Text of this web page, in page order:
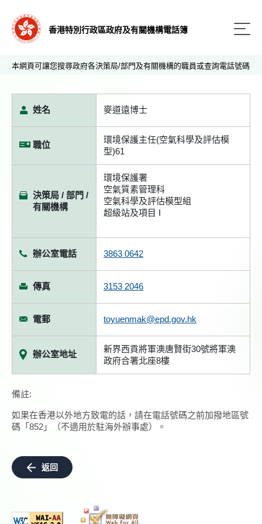
香港特別行政區政府及有關機構電話簿
本網頁可讓您搜尋政府各決策局/部門及有關機構的職員或查詢電話號碼
姓名 麥道遠博士
職位
環境保護主任(空氣科學及評估模
型)61
決策局 / 部門 /
有關機構
環境保護署
空氣質素管理科
空氣科學及評估模型組
超級站及項目 I
辦公室電話 3863 0642
傳真 3153 2046
電郵 toyuenmak@epd.gov.hk
辦公室地址
新界西貢將軍澳唐賢街30號將軍澳
政府合署北座8樓
備註:
如果在香港以外地方致電的話，請在電話號碼之前加撥地區號
碼「852」（不適用於駐海外辦事處）。
返回